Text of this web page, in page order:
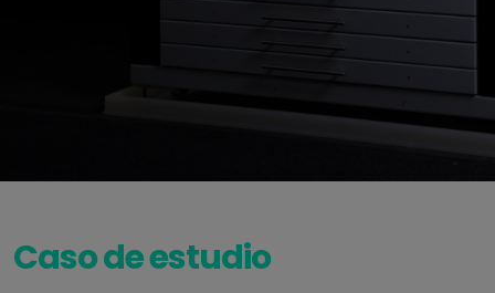
Caso de estudio